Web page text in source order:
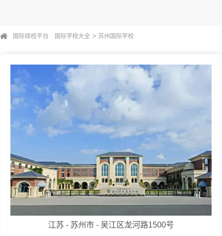
国际择校平台 国际学校大全 > 苏州国际学校
江苏 - 苏州市 - 吴江区龙河路1500号